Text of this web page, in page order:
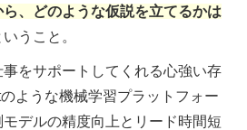
、どのような仮説を立てるかは
いうこと。
をサポートしてくれる心強い存
ような機械学習プラットフォー
デルの精度向上とリード時間短